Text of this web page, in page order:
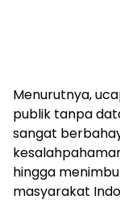
Menurutnya,
publik tanpa
sangat
hingga
masyarakat